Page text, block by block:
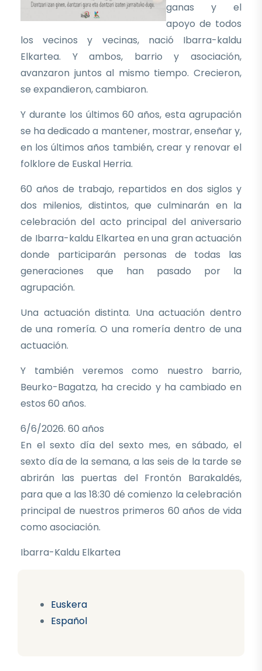
Euskera
Español
ganas y el
apoyo de todos
los vecinos y vecinas, nació Ibarra-kaldu
Elkartea. Y ambos, barrio y asociación,
avanzaron juntos al mismo tiempo. Crecieron,
se expandieron, cambiaron.
Y durante los últimos 60 años, esta agrupación
se ha dedicado a mantener, mostrar, enseñar y,
en los últimos años también, crear y renovar el
folklore de Euskal Herria.
60 años de trabajo, repartidos en dos siglos y
dos milenios, distintos, que culminarán en la
celebración del acto principal del aniversario
de Ibarra-kaldu Elkartea en una gran actuación
donde participarán personas de todas las
generaciones que han pasado por la
agrupación.
Una actuación distinta. Una actuación dentro
de una romería. O una romería dentro de una
actuación.
Y también veremos como nuestro barrio,
Beurko-Bagatza, ha crecido y ha cambiado en
estos 60 años.
6/6/2026. 60 años
En el sexto día del sexto mes, en sábado, el
sexto día de la semana, a las seis de la tarde se
abrirán las puertas del Frontón Barakaldés,
para que a las 18:30 dé comienzo la celebración
principal de nuestros primeros 60 años de vida
como asociación.
Ibarra-Kaldu Elkartea